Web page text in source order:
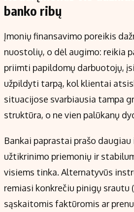
banko ribų
Įmonių finansavimo poreikis
nuostolių, o dėl augimo: reikia
priimti papildomų darbuotojų,
užpildyti tarpą, kol klientai
situacijose svarbiausia tampa
struktūra, o ne vien palūkanų
Bankai paprastai prašo
užtikrinimo priemonių ir
visiems tinka. Alternatyvūs
remiasi konkrečiu pinigų srautu
sąskaitomis faktūromis ar